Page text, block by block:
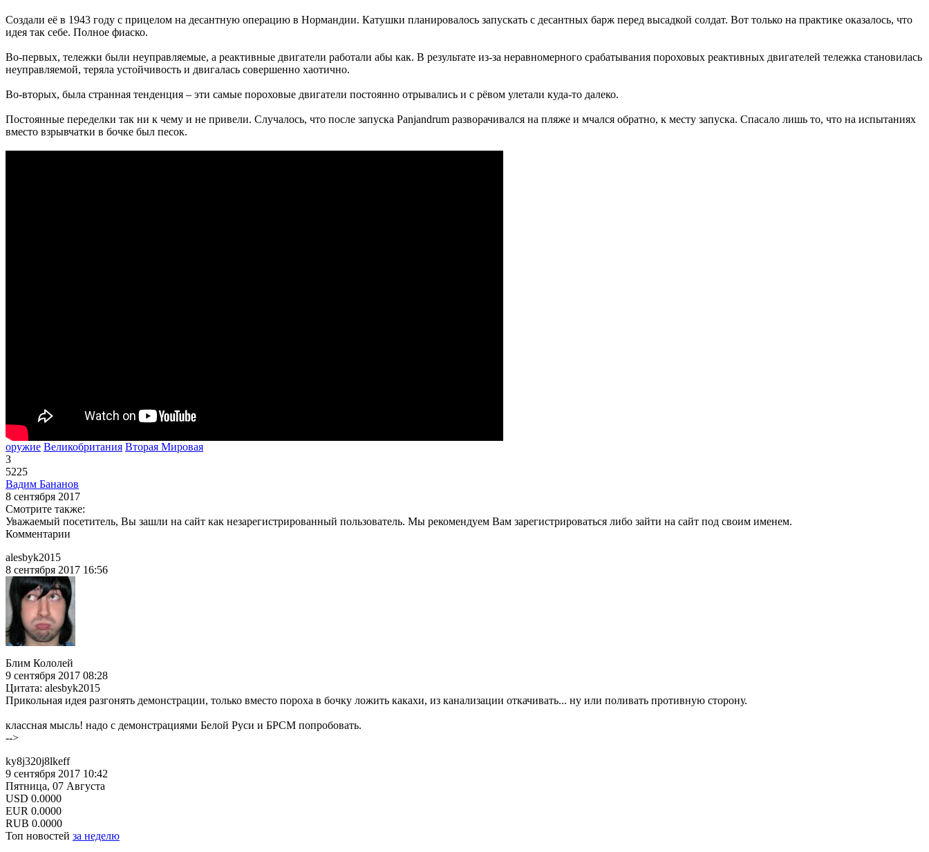
Создали её в 1943 году с прицелом на десантную операцию в Нормандии. Катушки планировалось запускать с десантных барж перед высадкой солдат. Вот только на практике оказалось, что
идея так себе. Полное фиаско.
Во-первых, тележки были неуправляемые, а реактивные двигатели работали абы как. В результате из-за неравномерного срабатывания пороховых реактивных двигателей тележка становилась
неуправляемой, теряла устойчивость и двигалась совершенно хаотично.
Во-вторых, была странная тенденция – эти самые пороховые двигатели постоянно отрывались и с рёвом улетали куда-то далеко.
Постоянные переделки так ни к чему и не привели. Случалось, что после запуска Panjandrum разворачивался на пляже и мчался обратно, к месту запуска. Спасало лишь то, что на испытаниях
вместо взрывчатки в бочке был песок.
оружие Великобритания Вторая Мировая
3
5225
Вадим Бананов
8 сентября 2017
Смотрите также:
Уважаемый посетитель, Вы зашли на сайт как незарегистрированный пользователь. Мы рекомендуем Вам зарегистрироваться либо зайти на сайт под своим именем.
Комментарии
alesbyk2015
8 сентября 2017 16:56
Блим Кололей
9 сентября 2017 08:28
Цитата: alesbyk2015
Прикольная идея разгонять демонстрации, только вместо пороха в бочку ложить какахи, из канализации откачивать... ну или поливать противную сторону.
классная мысль! надо с демонстрациями Белой Руси и БРСМ попробовать.
-->
ky8j320j8lkeff
9 сентября 2017 10:42
Пятница, 07 Августа
USD 0.0000
EUR 0.0000
RUB 0.0000
Топ новостей за неделю